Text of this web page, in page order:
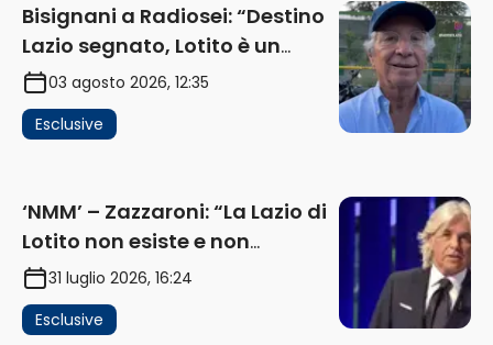
Bisignani a Radiosei: “Destino
Lazio segnato, Lotito è un
problema, la chiave sono
Flaminio e politica. La protesta
e gli interessi dei fondi”
03 agosto 2026, 12:35
Esclusive
‘NMM’ – Zazzaroni: “La Lazio di
Lotito non esiste e non
funziona più. E’ ora di lasciare,
ma lui non ascolta. Pignataro?
Ho verificato…” (AUDIO)
31 luglio 2026, 16:24
Esclusive